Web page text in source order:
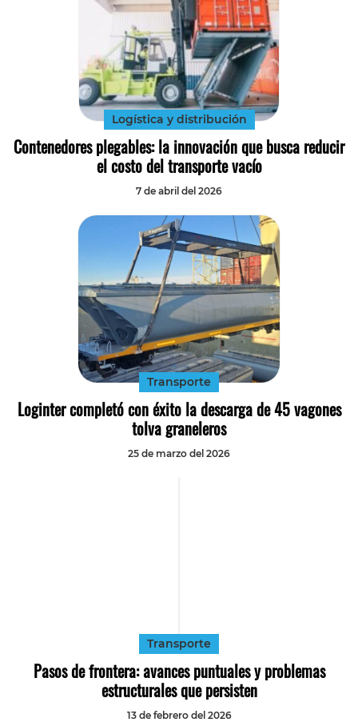
Logística y distribución
Contenedores plegables: la innovación que busca reducir
el costo del transporte vacío
7 de abril del 2026
Transporte
Loginter completó con éxito la descarga de 45 vagones
tolva graneleros
25 de marzo del 2026
Transporte
Pasos de frontera: avances puntuales y problemas
estructurales que persisten
13 de febrero del 2026